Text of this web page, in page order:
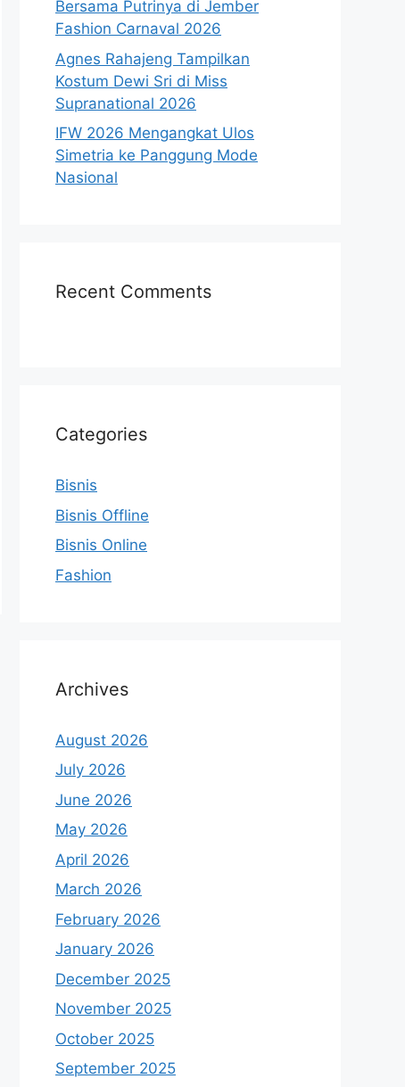
Bersama Putrinya di Jember
Fashion Carnaval 2026
Agnes Rahajeng Tampilkan
Kostum Dewi Sri di Miss
Supranational 2026
IFW 2026 Mengangkat Ulos
Simetria ke Panggung Mode
Nasional
Recent Comments
Categories
Bisnis
Bisnis Offline
Bisnis Online
Fashion
Archives
August 2026
July 2026
June 2026
May 2026
April 2026
March 2026
February 2026
January 2026
December 2025
November 2025
October 2025
September 2025